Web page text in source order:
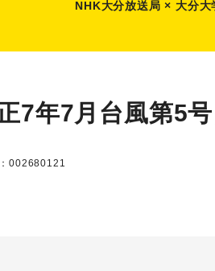
NHK大分放送局 × 大分大
正7年7月台風第5
002680121